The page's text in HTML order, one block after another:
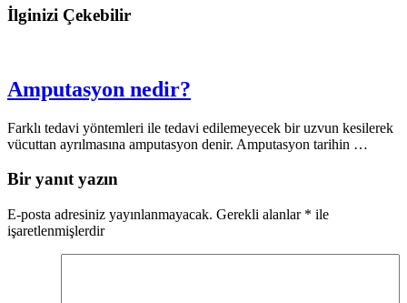
İlginizi Çekebilir
Amputasyon nedir?
Farklı tedavi yöntemleri ile tedavi edilemeyecek bir uzvun kesilerek
vücuttan ayrılmasına amputasyon denir. Amputasyon tarihin …
Bir yanıt yazın
E-posta adresiniz yayınlanmayacak. Gerekli alanlar * ile
işaretlenmişlerdir